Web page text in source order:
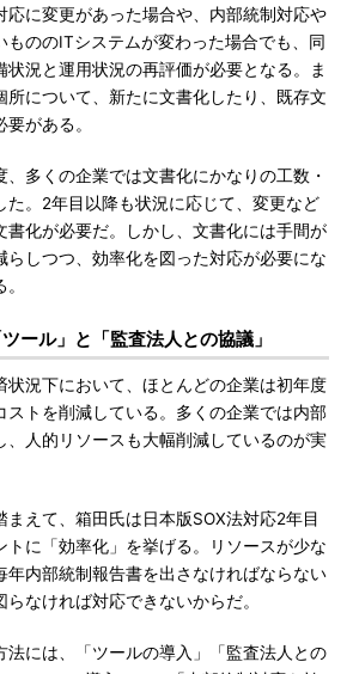
に変更があった場合や、内部統制対応や
もののITシステムが変わった場合でも、同
状況と運用状況の再評価が必要となる。ま
所について、新たに文書化したり、既存文
がある。
多くの企業では文書化にかなりの工数・
た。2年目以降も状況に応じて、変更など
書化が必要だ。しかし、文書化には手間が
らしつつ、効率化を図った対応が必要にな
ール」と「監査法人との協議」
況下において、ほとんどの企業は初年度
ストを削減している。多くの企業では内部
、人的リソースも大幅削減しているのが実
えて、箱田氏は日本版SOX法対応2年目
トに「効率化」を挙げる。リソースが少な
年内部統制報告書を出さなければならない
なければ対応できないからだ。
には、「ツールの導入」「監査法人との